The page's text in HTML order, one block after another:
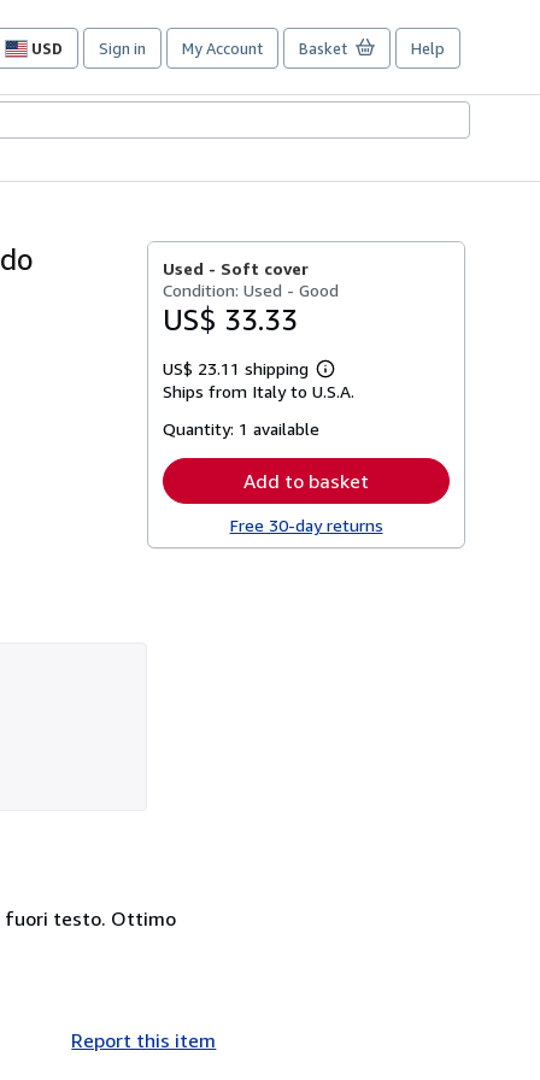
USD
Site
preferences
Sign in My Account Basket Help
Used - Soft cover
Condition: Used - Good
US$ 33.33
US$ 23.11 shipping
Learn
more
Ships from Italy to U.S.A.
Quantity: 1 available
Add to basket
Free 30-day returns
fuori testo. Ottimo
Report this item